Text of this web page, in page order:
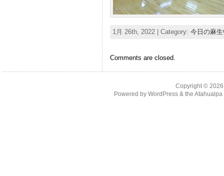
1月 26th, 2022 | Category: 今日の麻
Comments are closed.
Copyright ©
Powered by WordPress& the Atahualpa